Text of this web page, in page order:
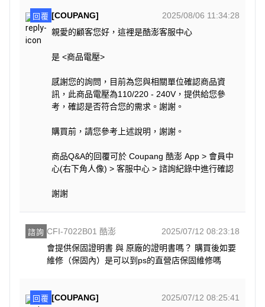
回覆 [COUPANG]
2025/08/06 11:34:28
親愛的顧客您好，這裡是酷澎客服中心
是 <商品電壓>
感謝您的詢問，目前為您與相關單位確認商品資
訊，此商品電壓為110/220 - 240V，提供給您參
考，確認是否符合您的需求。謝謝。
購買前，請您參考上述說明，謝謝。
商品Q&A的回覆可於 Coupang 酷澎 App > 會員中
心(右下角人像) > 客服中心 > 諮詢紀錄中進行確認
謝謝
諮詢 CFI-7022B01 酷澎
2025/07/12 08:23:18
會提供保固證明書 與 原廠的證明書嗎？ 購買後如要
維修（保固內）是可以到ps的直營店保固維修嗎
回覆 [COUPANG]
2025/07/12 08:25:41